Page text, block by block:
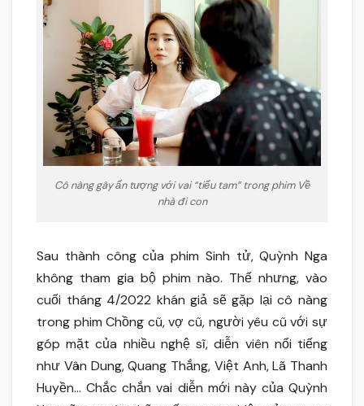
Cô nàng gây ấn tượng với vai “tiểu tam” trong phim Về
nhà đi con
Sau thành công của phim Sinh tử, Quỳnh Nga
không tham gia bộ phim nào. Thế nhưng, vào
cuối tháng 4/2022 khán giả sẽ gặp lại cô nàng
trong phim Chồng cũ, vợ cũ, người yêu cũ với sự
góp mặt của nhiều nghệ sĩ, diễn viên nổi tiếng
như Vân Dung, Quang Thắng, Việt Anh, Lã Thanh
Huyền… Chắc chắn vai diễn mới này của Quỳnh